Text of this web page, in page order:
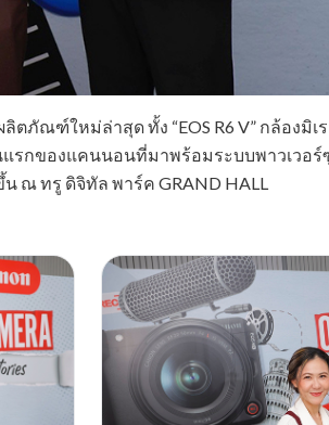
ภัณฑ์ใหม่ล่าสุด ทั้ง “EOS R6 V” กล้องมิเ
นแรกของแคนนอนที่มาพร้อมระบบพาวเวอ
น ณ ทรู ดิจิทัล พาร์ค GRAND HALL